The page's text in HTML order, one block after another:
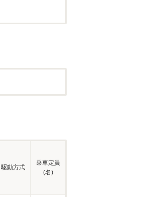
駆動方式
乗車定員
(名)